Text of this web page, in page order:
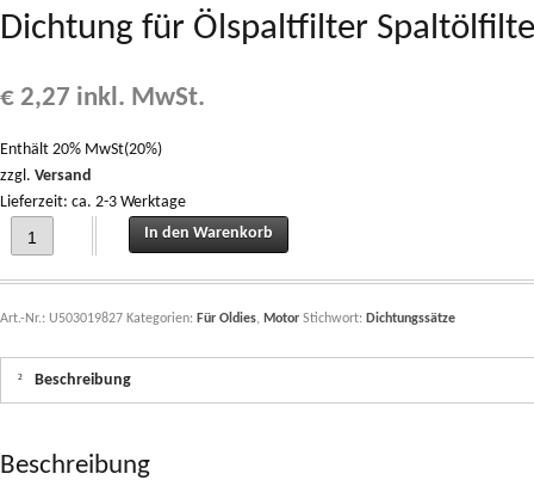
Dichtung für Ölspaltfilter
€ 2,27 inkl. MwSt.
Enthält 20% MwSt(20%)
zzgl. Versand
Lieferzeit: ca. 2-3 Werktage
Dichtung für Ölspaltfilter Spaltölfilter T80 - T182(a) U503019827 quantity
In den Warenkorb
Art.-Nr.: U503019827 Kategorien: Für Oldies, Motor Stichwort: Dichtungssätze
Beschreibung
Beschreibung